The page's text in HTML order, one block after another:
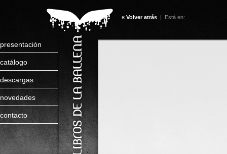
presentación
catálogo
descargas
novedades
contacto
« Volver atrás | Está en: